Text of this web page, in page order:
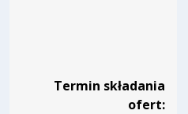
Termin składania
ofert: